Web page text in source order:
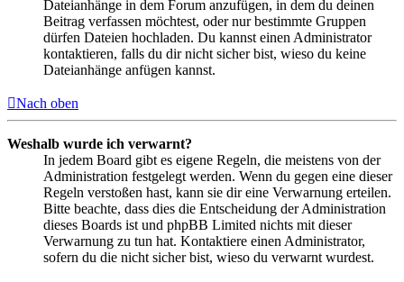
Dateianhänge in dem Forum anzufügen, in dem du deinen
Beitrag verfassen möchtest, oder nur bestimmte Gruppen
dürfen Dateien hochladen. Du kannst einen Administrator
kontaktieren, falls du dir nicht sicher bist, wieso du keine
Dateianhänge anfügen kannst.
Nach oben
Weshalb wurde ich verwarnt?
In jedem Board gibt es eigene Regeln, die meistens von der
Administration festgelegt werden. Wenn du gegen eine dieser
Regeln verstoßen hast, kann sie dir eine Verwarnung erteilen.
Bitte beachte, dass dies die Entscheidung der Administration
dieses Boards ist und phpBB Limited nichts mit dieser
Verwarnung zu tun hat. Kontaktiere einen Administrator,
sofern du die nicht sicher bist, wieso du verwarnt wurdest.